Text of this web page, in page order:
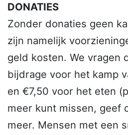
DONATIES
Zonder donaties geen
zijn namelijk
geld kosten. We vragen
bijdrage voor het kamp
en €7,50 voor het eten
meer kunt missen, geef
meer. Mensen met een